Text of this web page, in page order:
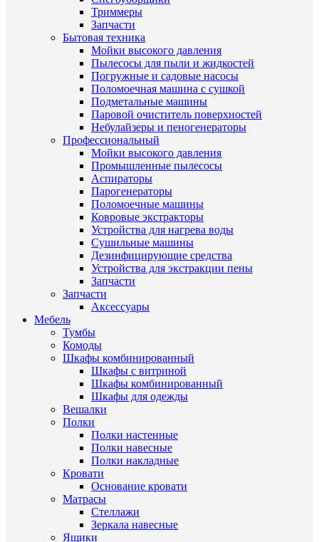
Триммеры
Запчасти
Бытовая техника
Мойки высокого давления
Пылесосы для пыли и жидкостей
Погружные и садовые насосы
Поломоечная машина с сушкой
Подметальные машины
Паровой очиститель поверхностей
Небулайзеры и пеногенераторы
Профессиональный
Мойки высокого давления
Промышленные пылесосы
Аспираторы
Парогенераторы
Поломоечные машины
Ковровые экстракторы
Устройства для нагрева воды
Сушильные машины
Дезинфицирующие средства
Устройства для экстракции пены
Запчасти
Запчасти
Аксессуары
Мебель
Тумбы
Комоды
Шкафы комбинированный
Шкафы с витриной
Шкафы комбинированный
Шкафы для одежды
Вешалки
Полки
Полки настенные
Полки навесные
Полки накладные
Кровати
Основание кровати
Матрасы
Стеллажи
Зеркала навесные
Ящики